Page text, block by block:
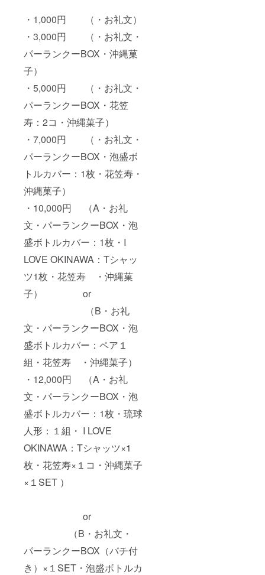
・1,000円 （・お礼文）
・3,000円 （・お礼文・
パーランクーBOX・沖縄菓
子）
・5,000円 （・お礼文・
パーランクーBOX・花笠
寿：2コ・沖縄菓子）
・7,000円 （・お礼文・
パーランクーBOX・泡盛ボ
トルカバー：1枚・花笠寿・
沖縄菓子）
・10,000円 （A・お礼
文・パーランクーBOX・泡
盛ボトルカバー：1枚・I
LOVE OKINAWA：Tシャッ
ツ1枚・花笠寿 ・沖縄菓
子） or
（B・お礼
文・パーランクーBOX・泡
盛ボトルカバー：ペア１
組・花笠寿 ・沖縄菓子）
・12,000円 （A・お礼
文・パーランクーBOX・泡
盛ボトルカバー：1枚・琉球
人形：１組・ I LOVE
OKINAWA：Tシャッツ×1
枚・花笠寿×１コ・沖縄菓子
×１SET ）
or
（B・お礼文・
パーランクーBOX（バチ付
き）×１SET・泡盛ボトルカ